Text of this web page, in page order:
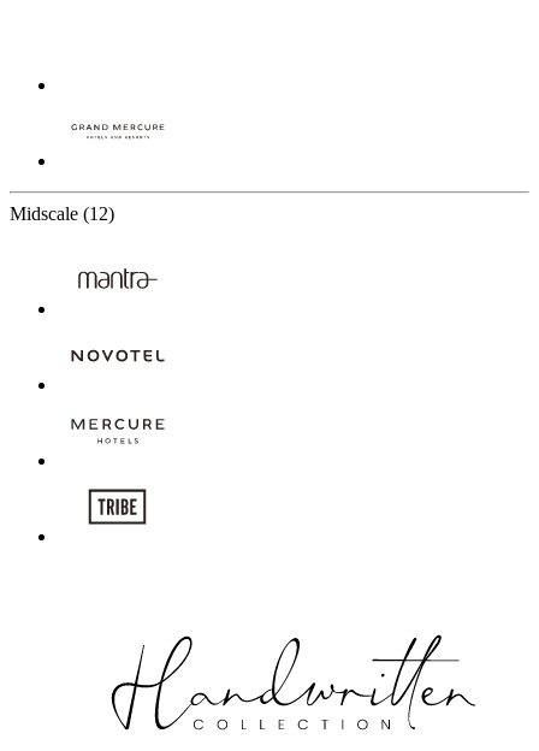
Midscale 12 Partners
(12)